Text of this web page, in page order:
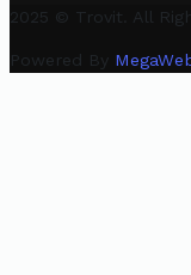
2025 © Trovit. All
Powered By